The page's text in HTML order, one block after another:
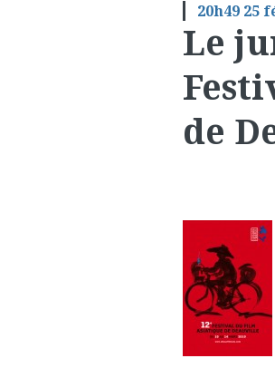
20h49 25
Le
de